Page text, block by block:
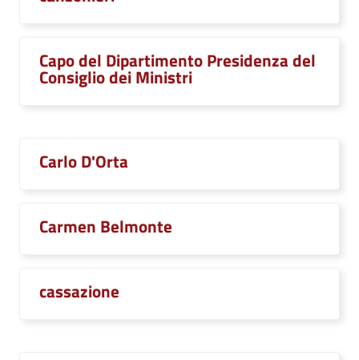
Capo del Dipartimento Presidenza del
Consiglio dei Ministri
Carlo D'Orta
Carmen Belmonte
cassazione